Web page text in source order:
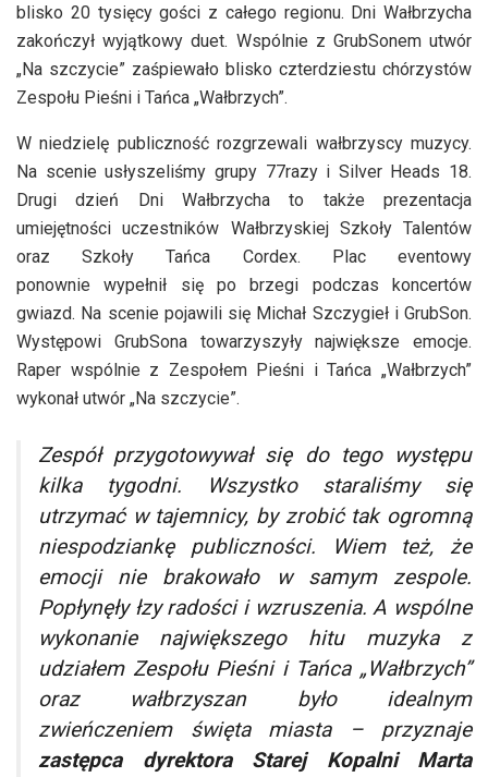
blisko 20 tysięcy gości z całego regionu. Dni Wałbrzycha
zakończył wyjątkowy duet. Wspólnie z GrubSonem utwór
„Na szczycie” zaśpiewało blisko czterdziestu chórzystów
Zespołu Pieśni i Tańca „Wałbrzych”.
W niedzielę publiczność rozgrzewali wałbrzyscy muzycy.
Na scenie usłyszeliśmy grupy 77razy i Silver Heads 18.
Drugi dzień Dni Wałbrzycha to także prezentacja
umiejętności uczestników Wałbrzyskiej Szkoły Talentów
oraz Szkoły Tańca Cordex. Plac eventowy
ponownie wypełnił się po brzegi podczas koncertów
gwiazd. Na scenie pojawili się Michał Szczygieł i GrubSon.
Występowi GrubSona towarzyszyły największe emocje.
Raper wspólnie z Zespołem Pieśni i Tańca „Wałbrzych”
wykonał utwór „Na szczycie”.
Zespół przygotowywał się do tego występu
kilka tygodni. Wszystko staraliśmy się
utrzymać w tajemnicy, by zrobić tak ogromną
niespodziankę publiczności. Wiem też, że
emocji nie brakowało w samym zespole.
Popłynęły łzy radości i wzruszenia. A wspólne
wykonanie największego hitu muzyka z
udziałem Zespołu Pieśni i Tańca „Wałbrzych”
oraz wałbrzyszan było idealnym
zwieńczeniem święta miasta
– przyznaje
zastępca dyrektora Starej Kopalni Marta